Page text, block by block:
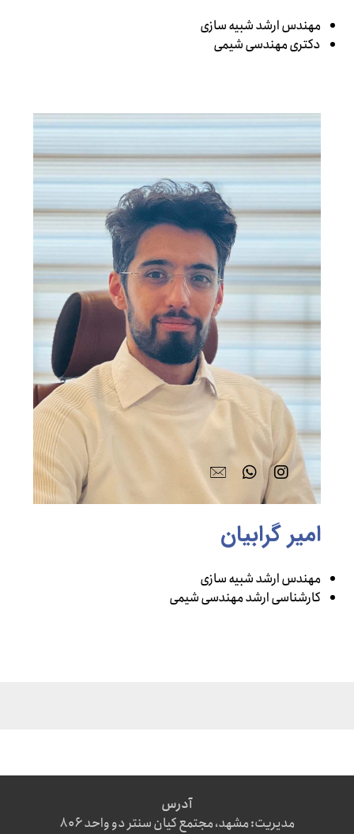
مهندس ارشد شبیه سازی
دکتری مهندسی شیمی
امیر گرابیان
مهندس ارشد شبیه سازی
کارشناسی ارشد مهندسی شیمی
آدرس
مدیریت: مشهد، مجتمع کیان سنتر دو واحد ۸۰۶